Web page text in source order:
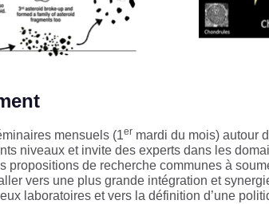
mensuels (1er mardi du mois) autour
niveaux et invite des experts dans les
propositions de recherche communes à
vers une plus grande intégration et
laboratoires et vers la définition d’une